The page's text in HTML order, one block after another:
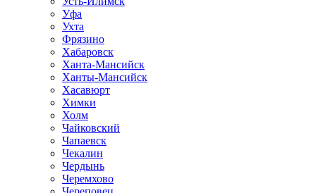
Уфа
Ухта
Фрязино
Хабаровск
Ханта-Мансийск
Ханты-Мансийск
Хасавюрт
Химки
Холм
Чайковский
Чапаевск
Чекалин
Чердынь
Черемхово